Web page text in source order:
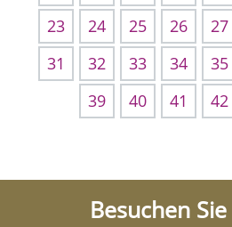
23
24 25 26 27
31
32 33 34 35
39
40 41 42
Besuchen